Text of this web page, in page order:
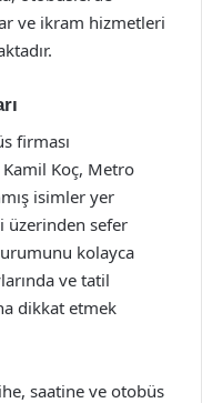
ve ikram hizmetleri
firması
Koç, Metro
isimler yer
üzerinden sefer
kolayca
ve tatil
dikkat etmek
saatine ve otobüs